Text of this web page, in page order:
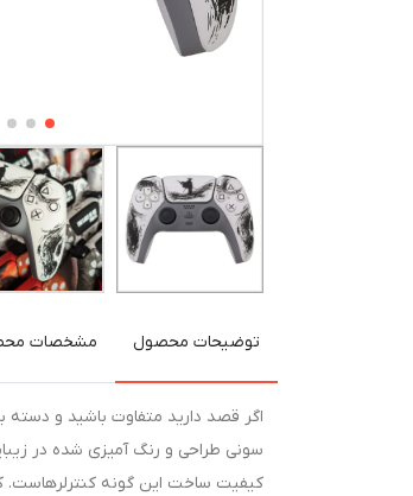
توضیحات محصول مشخصات
سونی طراحی و رنگ آمیزی شده در
کیفیت ساخت این گونه کنترلرهاست.